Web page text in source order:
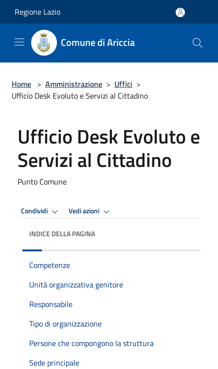
Regione Lazio
Comune di Ariccia
Home > Amministrazione > Uffici >
Ufficio Desk Evoluto e Servizi al Cittadino
Ufficio Desk Evoluto e
Servizi al Cittadino
Punto Comune
Condividi Vedi azioni
INDICE DELLA PAGINA
Competenze
Unità organizzativa genitore
Responsabile
Tipo di organizzazione
Persone che compongono la struttura
Sede principale